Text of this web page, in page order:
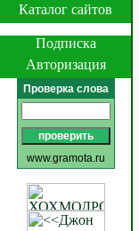
Каталог сайтов
Подписка
Авторизация
Проверка слова
www.gramota.ru